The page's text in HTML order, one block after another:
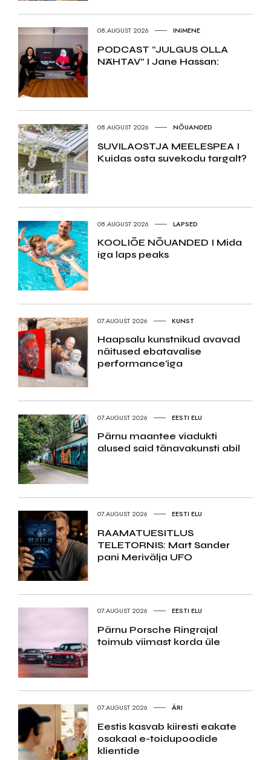
08.AUGUST 2026 INIMENE
PODCAST “JULGUS OLLA
NÄHTAV” I Jane Hassan:
08.AUGUST 2026 NÕUANDED
SUVILAOSTJA MEELESPEA I
Kuidas osta suvekodu targalt?
08.AUGUST 2026 LAPSED
KOOLIÕE NÕUANDED I Mida
iga laps peaks
07.AUGUST 2026 KUNST
Haapsalu kunstnikud avavad
näitused ebatavalise
performance’iga
07.AUGUST 2026 EESTI ELU
Pärnu maantee viadukti
alused said tänavakunsti abil
07.AUGUST 2026 EESTI ELU
RAAMATUESITLUS
TELETORNIS: Mart Sander
pani Merivälja UFO
07.AUGUST 2026 EESTI ELU
Pärnu Porsche Ringrajal
toimub viimast korda üle
07.AUGUST 2026 ÄRI
Eestis kasvab kiiresti eakate
osakaal e-toidupoodide
klientide